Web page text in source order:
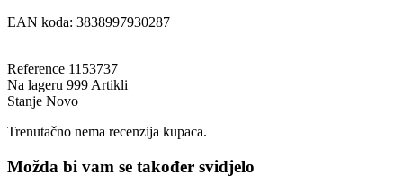
EAN koda: 3838997930287
Reference 1153737
Na lageru 999 Artikli
Stanje Novo
Trenutačno nema recenzija kupaca.
Možda bi vam se također svidjelo